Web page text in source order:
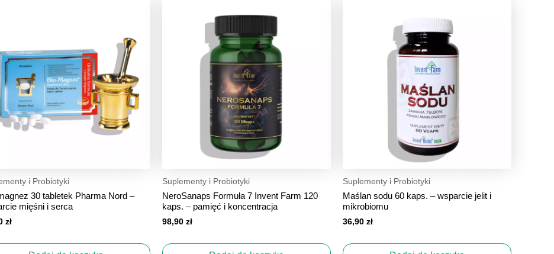
i Probiotyki
30 tabletek Pharma Nord –
mięśni i serca
zł
Suplementy i Probiotyki
NeroSanaps Formuła 7 Invent Farm 120
kaps. – pamięć i koncentracja
98,90 zł
Suplementy i Probiotyki
Maślan sodu 60 kaps. – wsparcie jelit i
mikrobiomu
36,90 zł